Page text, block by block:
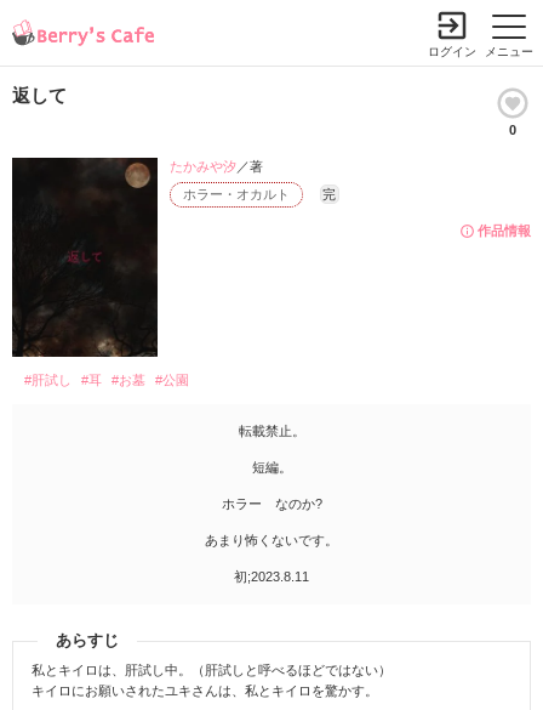
メニュー
ログイン
返して
0
作品情報
ホラー・オカルト 完
たかみや汐／著
#肝試し #耳 #お墓 #公園
転載禁止。
短編。
ホラー なのか?
あまり怖くないです。
初;2023.8.11
あらすじ
私とキイロは、肝試し中。（肝試しと呼べるほどではない）
キイロにお願いされたユキさんは、私とキイロを驚かす。